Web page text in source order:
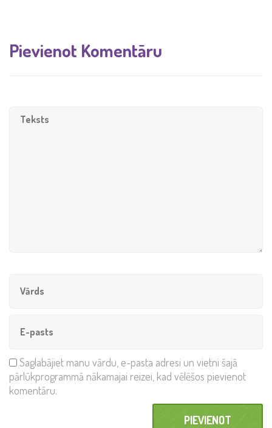
Pievienot Komentāru
Saglabājiet manu vārdu, e-pasta adresi un vietni šajā
pārlūkprogrammā nākamajai reizei, kad vēlēšos pievienot
komentāru.